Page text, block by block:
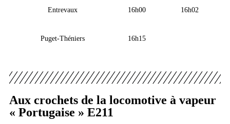
Entrevaux 16h00 16h02
Puget-Théniers 16h15
Aux crochets de la locomotive à vapeur
« Portugaise » E211